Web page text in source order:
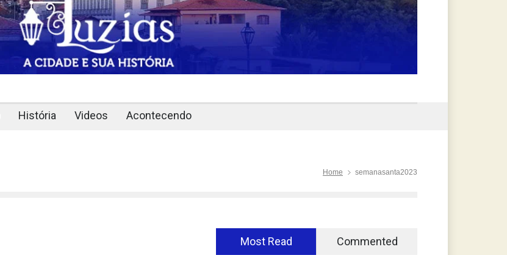
História Videos Acontecendo
Home semanasanta2023
Most Read Commented